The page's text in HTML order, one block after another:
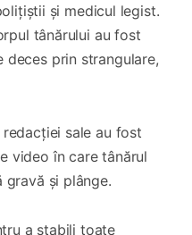
și medicul legist.
tânărului au fost
prin strangulare,
sale au fost
video în care tânărul
și plânge.
a stabili toate